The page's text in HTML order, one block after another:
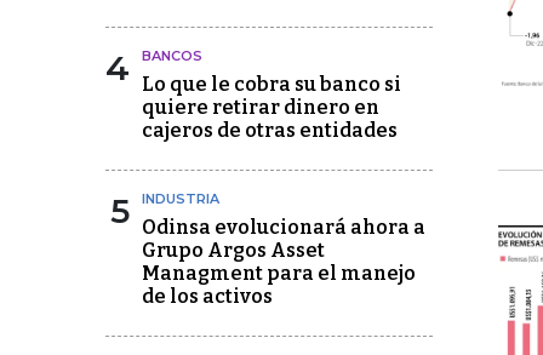
4 BANCOS
Lo que le cobra su banco si
quiere retirar dinero en
cajeros de otras entidades
5 INDUSTRIA
Odinsa evolucionará ahora a
Grupo Argos Asset
Managment para el manejo
de los activos